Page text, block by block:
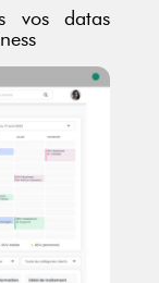
vos datas